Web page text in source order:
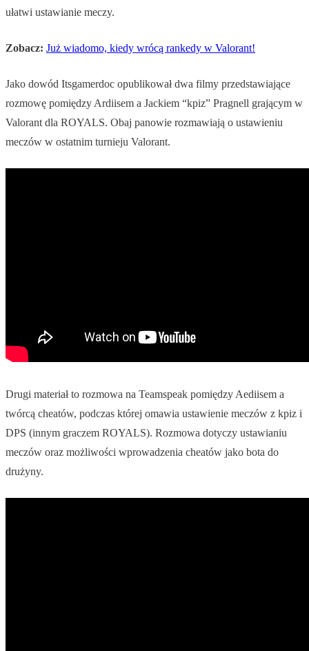
ułatwi ustawianie meczy.
Zobacz: Już wiadomo, kiedy wrócą rankedy w Valorant!
Jako dowód Itsgamerdoc opublikował dwa filmy przedstawiające
rozmowę pomiędzy Ardiisem a Jackiem “kpiz” Pragnell grającym w
Valorant dla ROYALS. Obaj panowie rozmawiają o ustawieniu
meczów w ostatnim turnieju Valorant.
Drugi materiał to rozmowa na Teamspeak pomiędzy Aediisem a
twórcą cheatów, podczas której omawia ustawienie meczów z kpiz i
DPS (innym graczem ROYALS). Rozmowa dotyczy ustawianiu
meczów oraz możliwości wprowadzenia cheatów jako bota do
drużyny.